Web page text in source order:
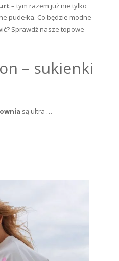
– tym razem już nie tylko
pudełka. Co będzie modne
Sprawdź nasze topowe
– sukienki
są ultra …